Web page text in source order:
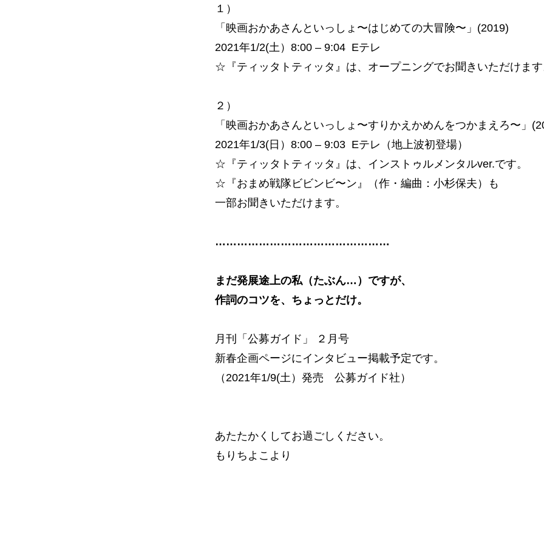
１）
「映画おかあさんといっしょ〜はじめての大冒険〜」(2019)
2021年1/2(土）8:00 – 9:04 Eテレ
☆『ティッタトティッタ』は、オープニングでお聞きいただけま
２）
「映画おかあさんといっしょ〜すりかえかめんをつかまえろ〜」
2021年1/3(日）8:00 – 9:03 Eテレ（地上波初登場）
☆『ティッタトティッタ』は、インストゥルメンタルver.です。
☆『おまめ戦隊ビビンビ〜ン』（作・編曲：小杉保夫）も
一部お聞きいただけます。
…………………………………………
まだ発展途上の私（たぶん…）ですが、
作詞のコツを、ちょっとだけ。
月刊「公募ガイド」 ２月号
新春企画ページにインタビュー掲載予定です。
（2021年1/9(土）発売 公募ガイド社）
あたたかくしてお過ごしください。
もりちよこより